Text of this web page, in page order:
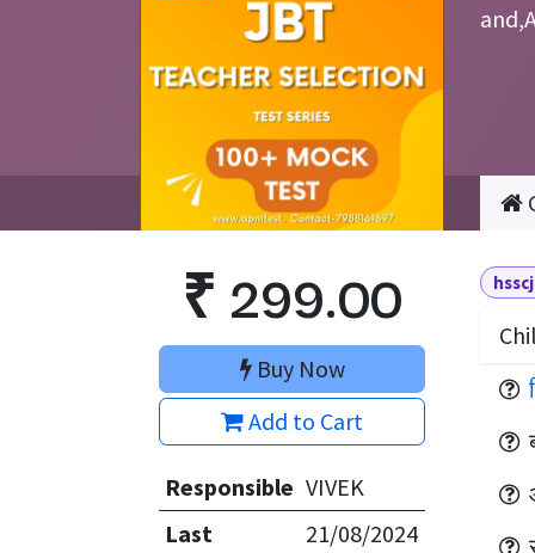
₹ 299.00
Buy Now
Add to Cart
Responsible VIVEK
Last
21/08/2024